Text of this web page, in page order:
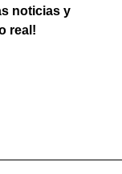
noticias y
real!